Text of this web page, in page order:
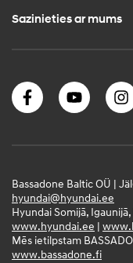
Sazinieties ar mums
Bassadone Baltic OÜ |
hyundai@hyundai.ee
Hyundai Somijā,
www.hyundai.ee |
Mēs ietilpstam
www.bassadone.fi